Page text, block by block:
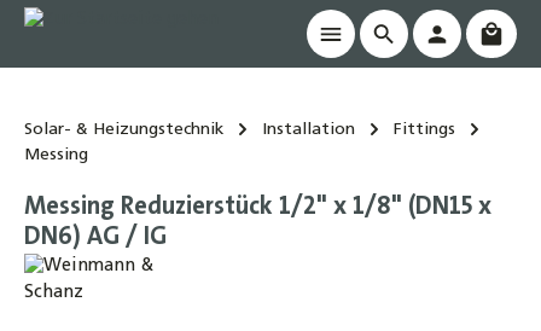
springen
Solar- & Heizungstechnik Installation
Fittings
Messing
Messing Reduzierstück 1/2" x 1/8" (DN15 x
DN6) AG / IG